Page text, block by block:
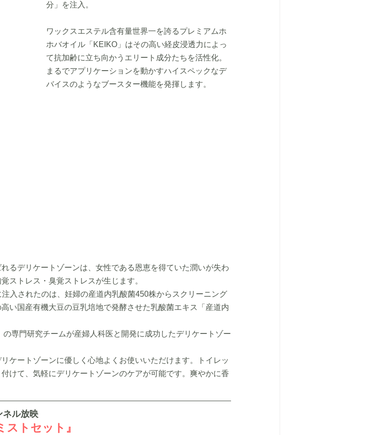
分」を注入。
ワックスエステル含有量世界一を誇るプレミアムホ
ホバオイル「KEIKO」はその高い経皮浸透力によっ
て抗加齢に立ち向かうエリート成分たちを活性化。
まるでアプリケーションを動かすハイスペックなデ
バイスのようなブースター機能を発揮します。
るデリケートゾーンは、女性である恩恵を得ていた潤いが失わ
ストレス・臭覚ストレスが生じます。
入されたのは、妊婦の産道内乳酸菌450株からスクリーニング
い国産有機大豆の豆乳培地で発酵させた乳酸菌エキス「産道内
ケートゾーンに優しく心地よくお使いいただけます。トイレッ
けて、気軽にデリケートゾーンのケアが可能です。爽やかに香
ネル放映
ストセット』